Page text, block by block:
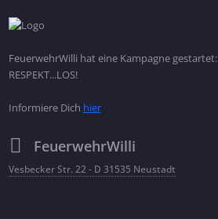
FeuerwehrWilli hat eine Kampagne gestartet:
RESPEKT...LOS!
Informiere Dich hier
FeuerwehrWilli
Vesbecker Str. 22 - D 31535 Neustadt